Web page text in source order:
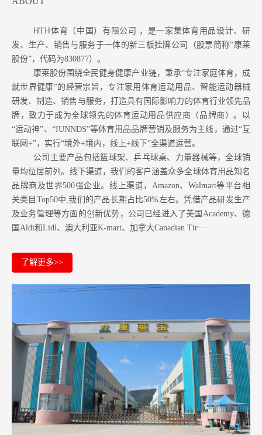
HTH体育（中国）有限公司 ，是一家集体育用品设计、研
发、生产、销售与服务于一体的新三板挂牌公司（股票简称“康莱
股份”，代码为830877）。
康莱股份围绕全民健身健康产业链，秉承“专注家庭体育，成
就世界健康”的经营宗旨，专注家用体育运动用品、智能运动器械
研发、制造、销售与服务，打造具有国际影响力的体育行业领先品
牌，致力于成为全球领先的体育运动用品供应商（品牌商）。以
“运动神”、“IUNNDS”等体育用品品牌营销及服务为主线，通过“互
联网+”，实行“境外+境内，线上+线下”全渠道运营。
公司主要产品包括篮球架、乒乓球桌、力量器械等，全球销
量均位居前列。 线下渠道，我们的客户涵盖众多全球体育用品知名
品牌商及世界500强企业。 线上渠道，Amazon、Walmart等平台相
关类目Top50中,我们的产品长期占比50%左右。凭借产品研发生产
及业务管理等方面的创新优势，公司已经进入了美国Academy、德
国Aldi和Lidl、澳大利亚K-mart、加拿大Canadian Tir···
了解更多>>